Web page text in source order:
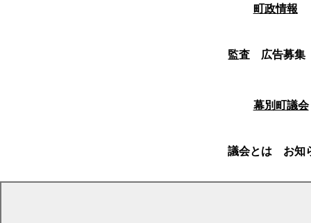
町政情報
監査 広告募集
幕別町議会
議会とは お知